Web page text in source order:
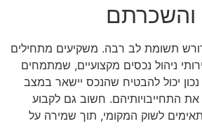
והשכרתם
תשומת לב רבה. משקיעים מתחילים
ניהול נכסים מקצועיים, שמתמחים
יכול להבטיח שהנכס יישאר במצב
התחייבויותיהם. חשוב גם לקבוע
לשוק המקומי, תוך שמירה על